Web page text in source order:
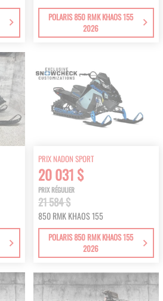
POLARIS 850 RMK KHAOS 155
2026
PRIX NADON SPORT
20 031 $
PRIX RÉGULIER
21 584 $
850 RMK KHAOS 155
POLARIS 850 RMK KHAOS 155
2026